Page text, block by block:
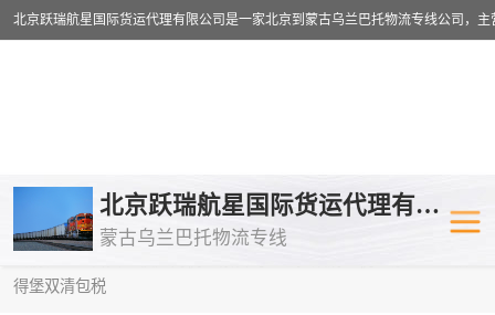
北京跃瑞航星国际货运代理有限公司
蒙古乌兰巴托物流专线
得堡双清包税
乌兰巴托物流专线 乌兰巴托铁
乌兰巴托公路运输
中欧班列